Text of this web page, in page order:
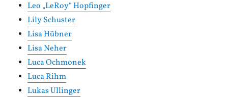
Leo „LeRoy“ Hopfinger
Lily Schuster
Lisa Hübner
Lisa Neher
Luca Ochmonek
Luca Rihm
Lukas Ullinger